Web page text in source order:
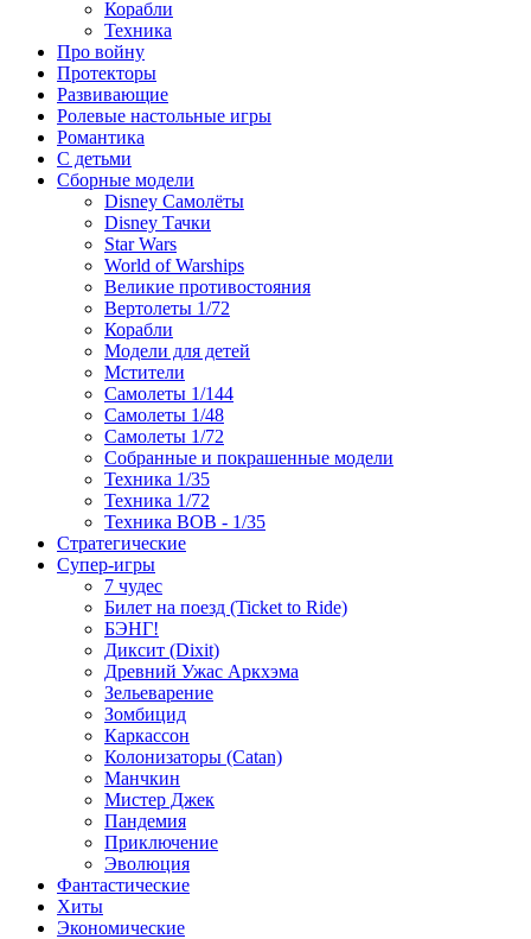
Корабли
Техника
Про войну
Протекторы
Развивающие
Ролевые настольные игры
Романтика
С детьми
Сборные модели
Disney Самолёты
Disney Тачки
Star Wars
World of Warships
Великие противостояния
Вертолеты 1/72
Корабли
Модели для детей
Мстители
Самолеты 1/144
Самолеты 1/48
Самолеты 1/72
Собранные и покрашенные модели
Техника 1/35
Техника 1/72
Техника ВОВ - 1/35
Стратегические
Супер-игры
7 чудес
Билет на поезд (Ticket to Ride)
БЭНГ!
Диксит (Dixit)
Древний Ужас Аркхэма
Зельеварение
Зомбицид
Каркассон
Колонизаторы (Catan)
Манчкин
Мистер Джек
Пандемия
Приключение
Эволюция
Фантастические
Хиты
Экономические